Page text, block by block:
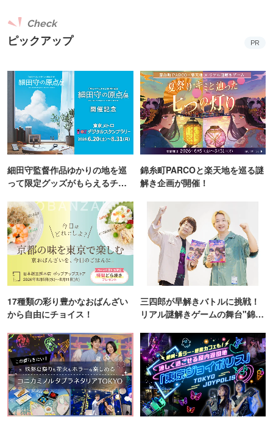
ピックアップ
Check
PR
細田守監督作品ゆかりの地を巡
って限定グッズがもらえるチャ
錦糸町PARCOと楽天地を巡る謎
解き企画が開催！
17種類の彩り豊かなおばんざい
から自由にチョイス！
三四郎が早解きバトルに挑戦！
リアル謎解きゲームの舞台"錦糸